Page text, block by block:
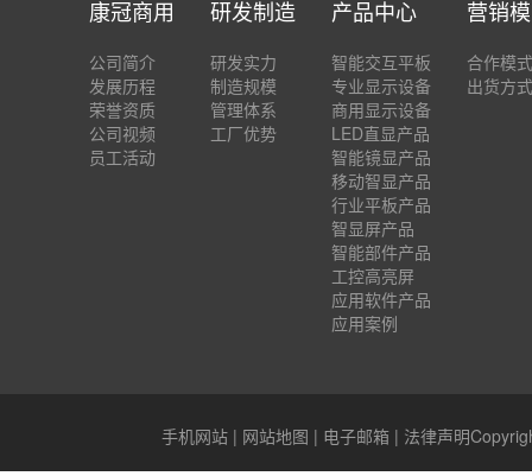
康冠商用
公司简介
发展历程
荣誉资质
公司视频
员工活动
研发制造
研发实力
制造规模
管理体系
工厂优势
产品中心
智能交互平板
专业显示设备
商用显示设备
LED直显产品
智能镜显产品
移动智显产品
行业平板产品
智显屏产品
智能部件产品
工控高亮屏
应用软件产品
应用案例
营销
合作模式
出货方式
手机网站| 网站地图 | 电子邮箱| 法律声明